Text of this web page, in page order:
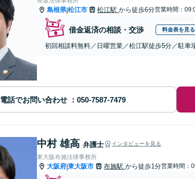
島根県|松江市 松江駅 から徒歩6分営業時間：
借金返済の相談・交渉 料金表を見る
初回相談料無料／日曜営業／松江駅徒歩5分／駐車
電話でお問い合わせ
中村 雄高 弁護士 インタビューを見る
東大阪布施法律事務所
大阪府|東大阪市 布施駅 から徒歩1分営業時間：